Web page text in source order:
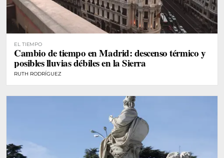
EL TIEMPO
Cambio de tiempo en Madrid: descenso térmico y
posibles lluvias débiles en la Sierra
RUTH RODRÍGUEZ